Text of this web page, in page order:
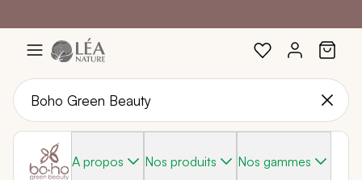
A propos Nos produits Nos gammes